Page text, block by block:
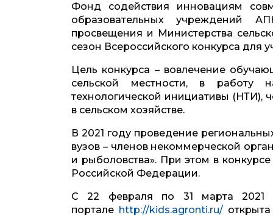
Фонд содействия инновациям
образовательных учреждений
просвещения и Министерства
сезон Всероссийского конкурса для
Цель конкурса – вовлечение
сельской местности, в работу
технологической инициативы (НТИ),
в сельском хозяйстве.
В 2021 году проведение
вузов – членов некоммерческой
и рыболовства». При этом в
Российской Федерации.
С 22 февраля по 31 марта 2021
портале http://kids.agronti.ru/